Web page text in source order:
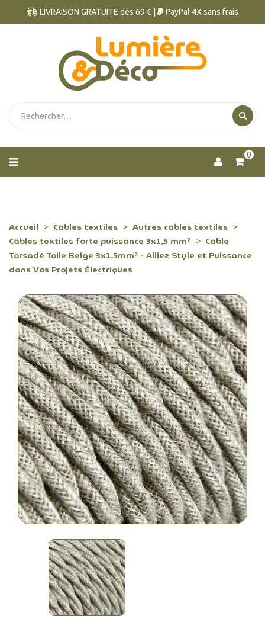
LIVRAISON GRATUITE dès 69 € | PayPal 4X sans frais
0
Accueil Câbles textiles
Autres câbles textiles
Câbles textiles forte puissance 3x1,5 mm²
Câble
Torsadé Toile Beige 3x1.5mm² - Alliez Style et Puissance
dans Vos Projets Électriques